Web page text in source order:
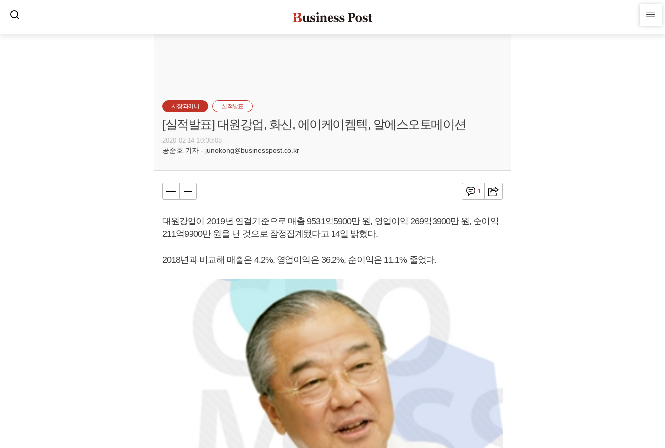
시장과머니 실적발표
[실적발표] 대원강업, 화신, 에이케이켐텍, 알에스오토메이션
2020-02-14 10:30:08
공준호 기자 - junokong@businesspost.co.kr
1
대원강업이 2019년 연결기준으로 매출 9531억5900만 원, 영업이익 269억3900만 원, 순이익
211억9900만 원을 낸 것으로 잠정집계됐다고 14일 밝혔다.
2018년과 비교해 매출은 4.2%, 영업이익은 36.2%, 순이익은 11.1% 줄었다.